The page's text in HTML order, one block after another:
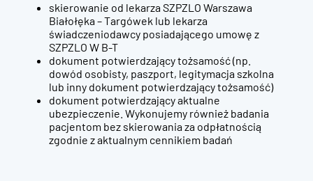
skierowanie od lekarza SZPZLO Warszawa
Białołęka – Targówek lub lekarza
świadczeniodawcy posiadającego umowę z
SZPZLO W B-T
dokument potwierdzający tożsamość (np.
dowód osobisty, paszport, legitymacja szkolna
lub inny dokument potwierdzający tożsamość)
dokument potwierdzający aktualne
ubezpieczenie. Wykonujemy również badania
pacjentom bez skierowania za odpłatnością
zgodnie z aktualnym cennikiem badań